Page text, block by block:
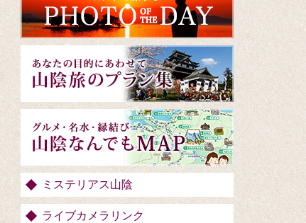
ミステリアス山陰
ライブカメラリンク